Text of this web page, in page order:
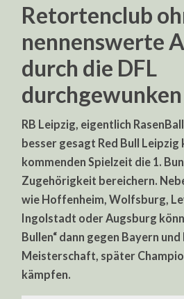
Retortenclub
nennenswerte
durch die DFL
durchgewunken
RB Leipzig, eigentlich
besser gesagt Red Bull Leipzig
kommenden Spielzeit die 1.
Zugehörigkeit bereichern.
wie Hoffenheim, Wolfsburg,
Ingolstadt oder Augsburg
Bullen“ dann gegen Bayern
Meisterschaft, später
kämpfen.